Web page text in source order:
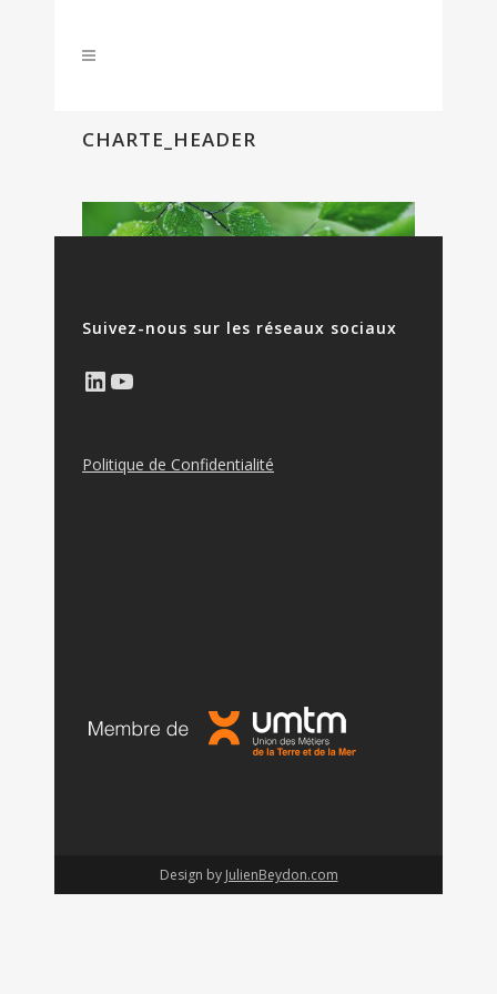
CHARTE_HEADER
Suivez-nous sur les réseaux sociaux
LinkedIn
YouTube
Politique de Confidentialité
Design by JulienBeydon.com